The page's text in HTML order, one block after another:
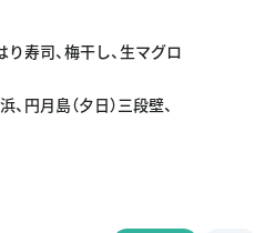
り寿司、梅干し、生マグロ
円月島（夕日）三段壁、